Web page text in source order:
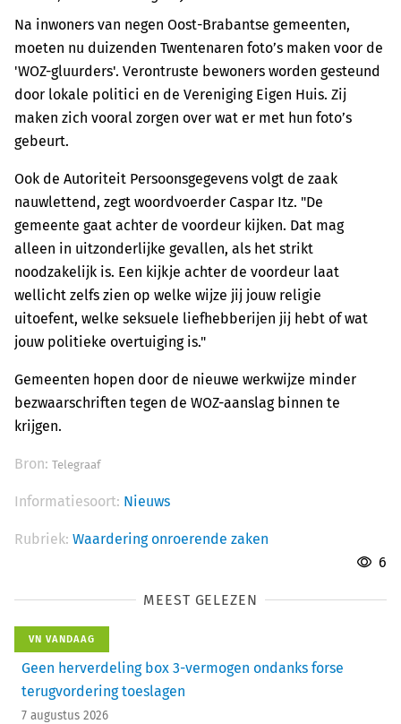
Na inwoners van negen Oost-Brabantse gemeenten,
moeten nu duizenden Twentenaren foto’s maken voor de
'WOZ-gluurders'. Verontruste bewoners worden gesteund
door lokale politici en de Vereniging Eigen Huis. Zij
maken zich vooral zorgen over wat er met hun foto’s
gebeurt.
Ook de Autoriteit Persoonsgegevens volgt de zaak
nauwlettend, zegt woordvoerder Caspar Itz. "De
gemeente gaat achter de voordeur kijken. Dat mag
alleen in uitzonderlijke gevallen, als het strikt
noodzakelijk is. Een kijkje achter de voordeur laat
wellicht zelfs zien op welke wijze jij jouw religie
uitoefent, welke seksuele liefhebberijen jij hebt of wat
jouw politieke overtuiging is."
Gemeenten hopen door de nieuwe werkwijze minder
bezwaarschriften tegen de WOZ-aanslag binnen te
krijgen.
Bron: Telegraaf
Informatiesoort: Nieuws
Rubriek: Waardering onroerende zaken
6
MEEST GELEZEN
VN VANDAAG
Geen herverdeling box 3-vermogen ondanks forse
terugvordering toeslagen
7 augustus 2026